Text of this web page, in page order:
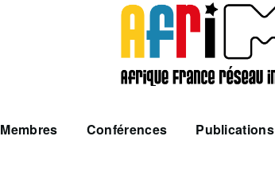
Membres Conférences Publications